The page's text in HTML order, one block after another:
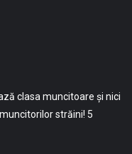
clasa muncitoare și nici
străini! 5